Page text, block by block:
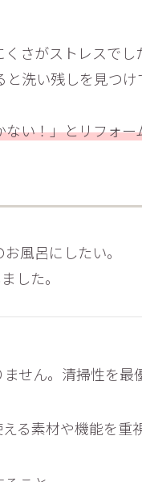
さがストレスでし
洗い残しを見つ
い！」とリフォ
風呂にしたい。
した。
せん。清掃性を最
る素材や機能を重視